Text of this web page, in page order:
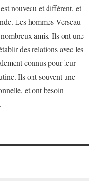
nouveau et différent, et
Les hommes Verseau
amis. Ils ont une
des relations avec les
connus pour leur
Ils ont souvent une
et ont besoin